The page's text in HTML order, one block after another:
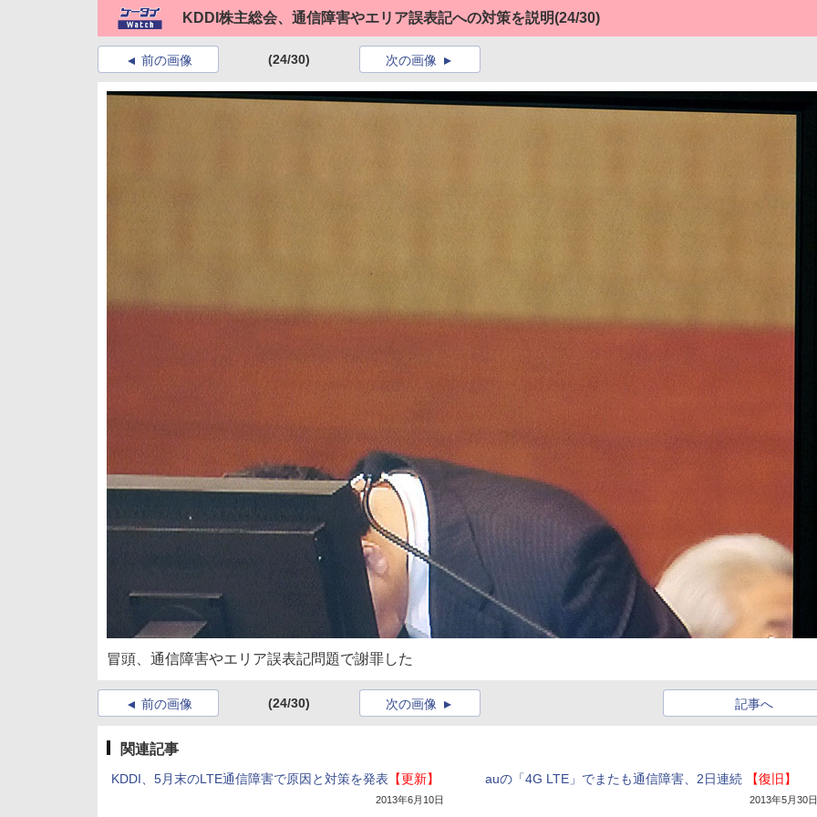
KDDI株主総会、通信障害やエリア誤表記への対策を説明(24/30)
前の画像 (24/30) 次の画像
冒頭、通信障害やエリア誤表記問題で謝罪した
前の画像 (24/30) 記事へ
次の画像
関連記事
KDDI、5月末のLTE通信障害で原因と対策を発表 【更新】
2013年6月10日
auの「4G LTE」でまたも通信障害、2日連続 【復旧】
2013年5月30日